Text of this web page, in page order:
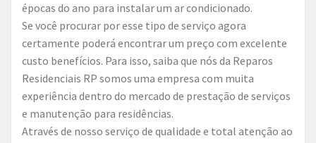
épocas do ano para instalar um ar condicionado.
Se você procurar por esse tipo de serviço agora
certamente poderá encontrar um preço com excelente
custo benefícios. Para isso, saiba que nós da Reparos
Residenciais RP somos uma empresa com muita
experiência dentro do mercado de prestação de serviços
e manutenção para residências.
Através de nosso serviço de qualidade e total atenção ao